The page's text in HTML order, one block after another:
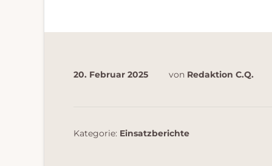
20. Februar 2025 von Redaktion C.Q.
Kategorie: Einsatzberichte